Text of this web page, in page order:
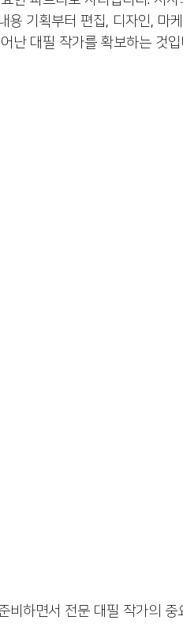
전 코인 투자 서적 대필
용 기획부터 편집, 디자인, 마
난 대필 작가를 확보하는 것입
비하면서 전문 대필 작가의